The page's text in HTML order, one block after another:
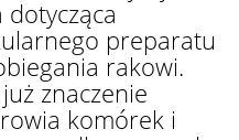
preparatu
rakowi.
znaczenie
komórek i